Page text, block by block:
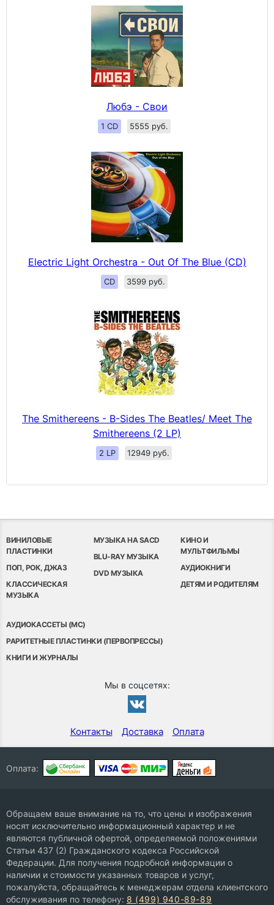
Любэ - Свои
1 CD 5555 руб.
Electric Light Orchestra - Out Of The Blue (CD)
CD 3599 руб.
The Smithereens - B-Sides The Beatles/ Meet The
Smithereens (2 LP)
2 LP 12949 руб.
ВИНИЛОВЫЕ
ПЛАСТИНКИ
ПОП, РОК, ДЖАЗ
КЛАССИЧЕСКАЯ
МУЗЫКА
МУЗЫКА НА SACD
BLU-RAY МУЗЫКА
DVD МУЗЫКА
КИНО И
МУЛЬТФИЛЬМЫ
АУДИОКНИГИ
ДЕТЯМ И РОДИТЕЛЯМ
АУДИОКАССЕТЫ (MC)
РАРИТЕТНЫЕ ПЛАСТИНКИ (ПЕРВОПРЕССЫ)
КНИГИ И ЖУРНАЛЫ
Мы в соцсетях:
Контакты Доставка Оплата
Оплата:
Обращаем ваше внимание на то, что цены и изображения
носят исключительно информационный характер и не
являются публичной офертой, определяемой положениями
Статьи 437 (2) Гражданского кодекса Российской
Федерации. Для получения подробной информации о
наличии и стоимости указанных товаров и услуг,
пожалуйста, обращайтесь к менеджерам отдела клиентского
обслуживания по телефону: 8 (499) 940-89-89